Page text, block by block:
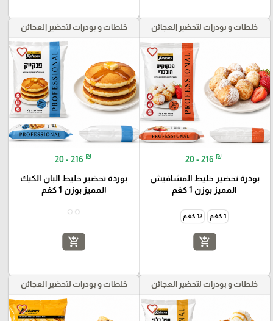
خلطات و بودرات لتحضير العجائن
favorite_border
20 - 216 ₪
بودرة تحضير خليط الفشافيش
المميز بوزن 1 كغم
1 كغم 12 كغم
add_shopping_cart
خلطات و بودرات لتحضير العجائن
favorite_border
20 - 216 ₪
بوردة تحضير خليط البان الكيك
المميز بوزن 1 كغم
add_shopping_cart
خلطات و بودرات لتحضير العجائن
favorite_border
خلطات و بودرات لتحضير العجائن
favorite_border